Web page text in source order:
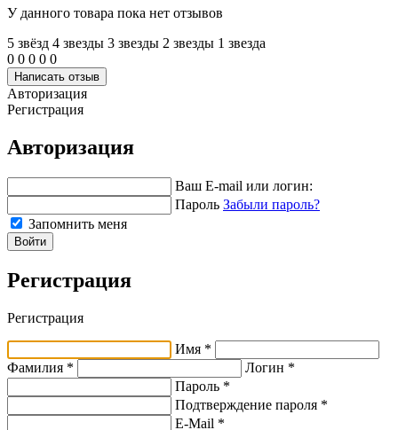
У данного товара пока нет отзывов
5 звёзд 4 звeзды 3 звeзды 2 звeзды 1 звeзда
0 0 0 0 0
Написать отзыв
Авторизация
Регистрация
Авторизация
Ваш E-mail или логин:
Пароль Забыли пароль?
Запомнить меня
Войти
Регистрация
Регистрация
Имя *
Фамилия *
Логин *
Пароль *
Подтверждение пароля *
E-Mail *